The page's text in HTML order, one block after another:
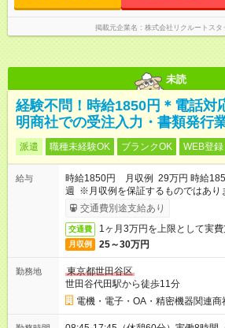
掲載元企業名 株式会社リクルートスタ
未読
経験不問！時給1850円＊電話対
明商社での受注入力・書類発行
派遣 職種未経験OK ブランクOK WEB登
給与
時給1850円 月収例 29万円 時給
週 ※月収例を保証するものではあり
ービス利用可（利用条件有）
交通費別途支給あり
交通費 1ヶ月3万円を上限として実
月収例 25～30万円
勤務地
東京都世田谷区
世田谷代田駅から徒歩11分
電機・電子・OA・精密機器関連商